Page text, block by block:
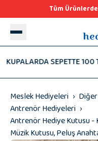
Tüm
SEPETTE 100 TL
Meslek Hediyeleri
Antrenör Hediyeleri
Antrenör Hediye Kutusu -
Müzik Kutusu, Peluş